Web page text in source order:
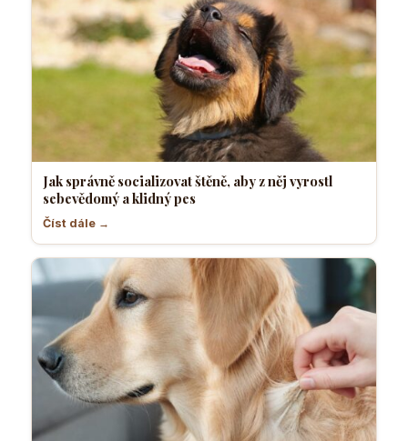
Jak správně socializovat štěně, aby z něj vyrostl
sebevědomý a klidný pes
Číst dále →